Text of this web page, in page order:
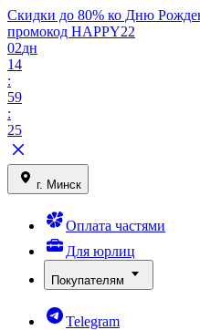
Скидки до 80% ко Дню
промокод HAPPY22
02дн
14
:
59
:
25
г. Минск
Оплата частями
Для юрлиц
Покупателям
Telegram